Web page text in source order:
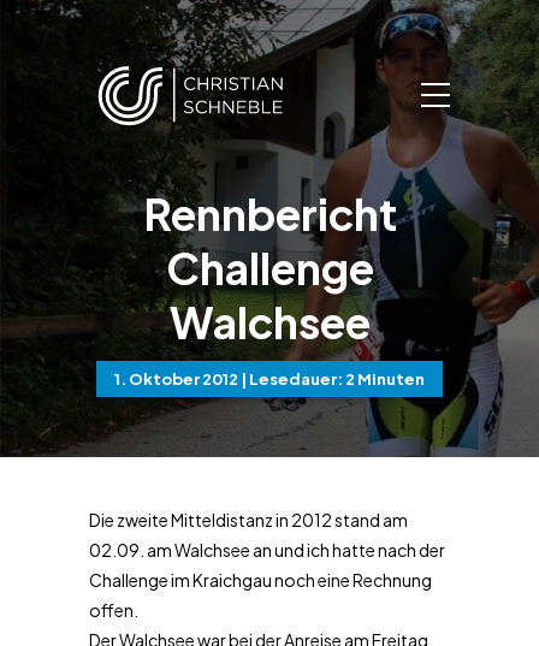
Rennbericht
Challenge
Walchsee
1. Oktober 2012 | Lesedauer: 2 Minuten
Die zweite Mitteldistanz in 2012 stand am
02.09. am Walchsee an und ich hatte nach der
Challenge im Kraichgau noch eine Rechnung
offen.
Der Walchsee war bei der Anreise am Freitag